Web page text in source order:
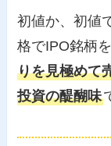
初値か、初値
格でIPO銘柄
りを見極めて
投資の醍醐味